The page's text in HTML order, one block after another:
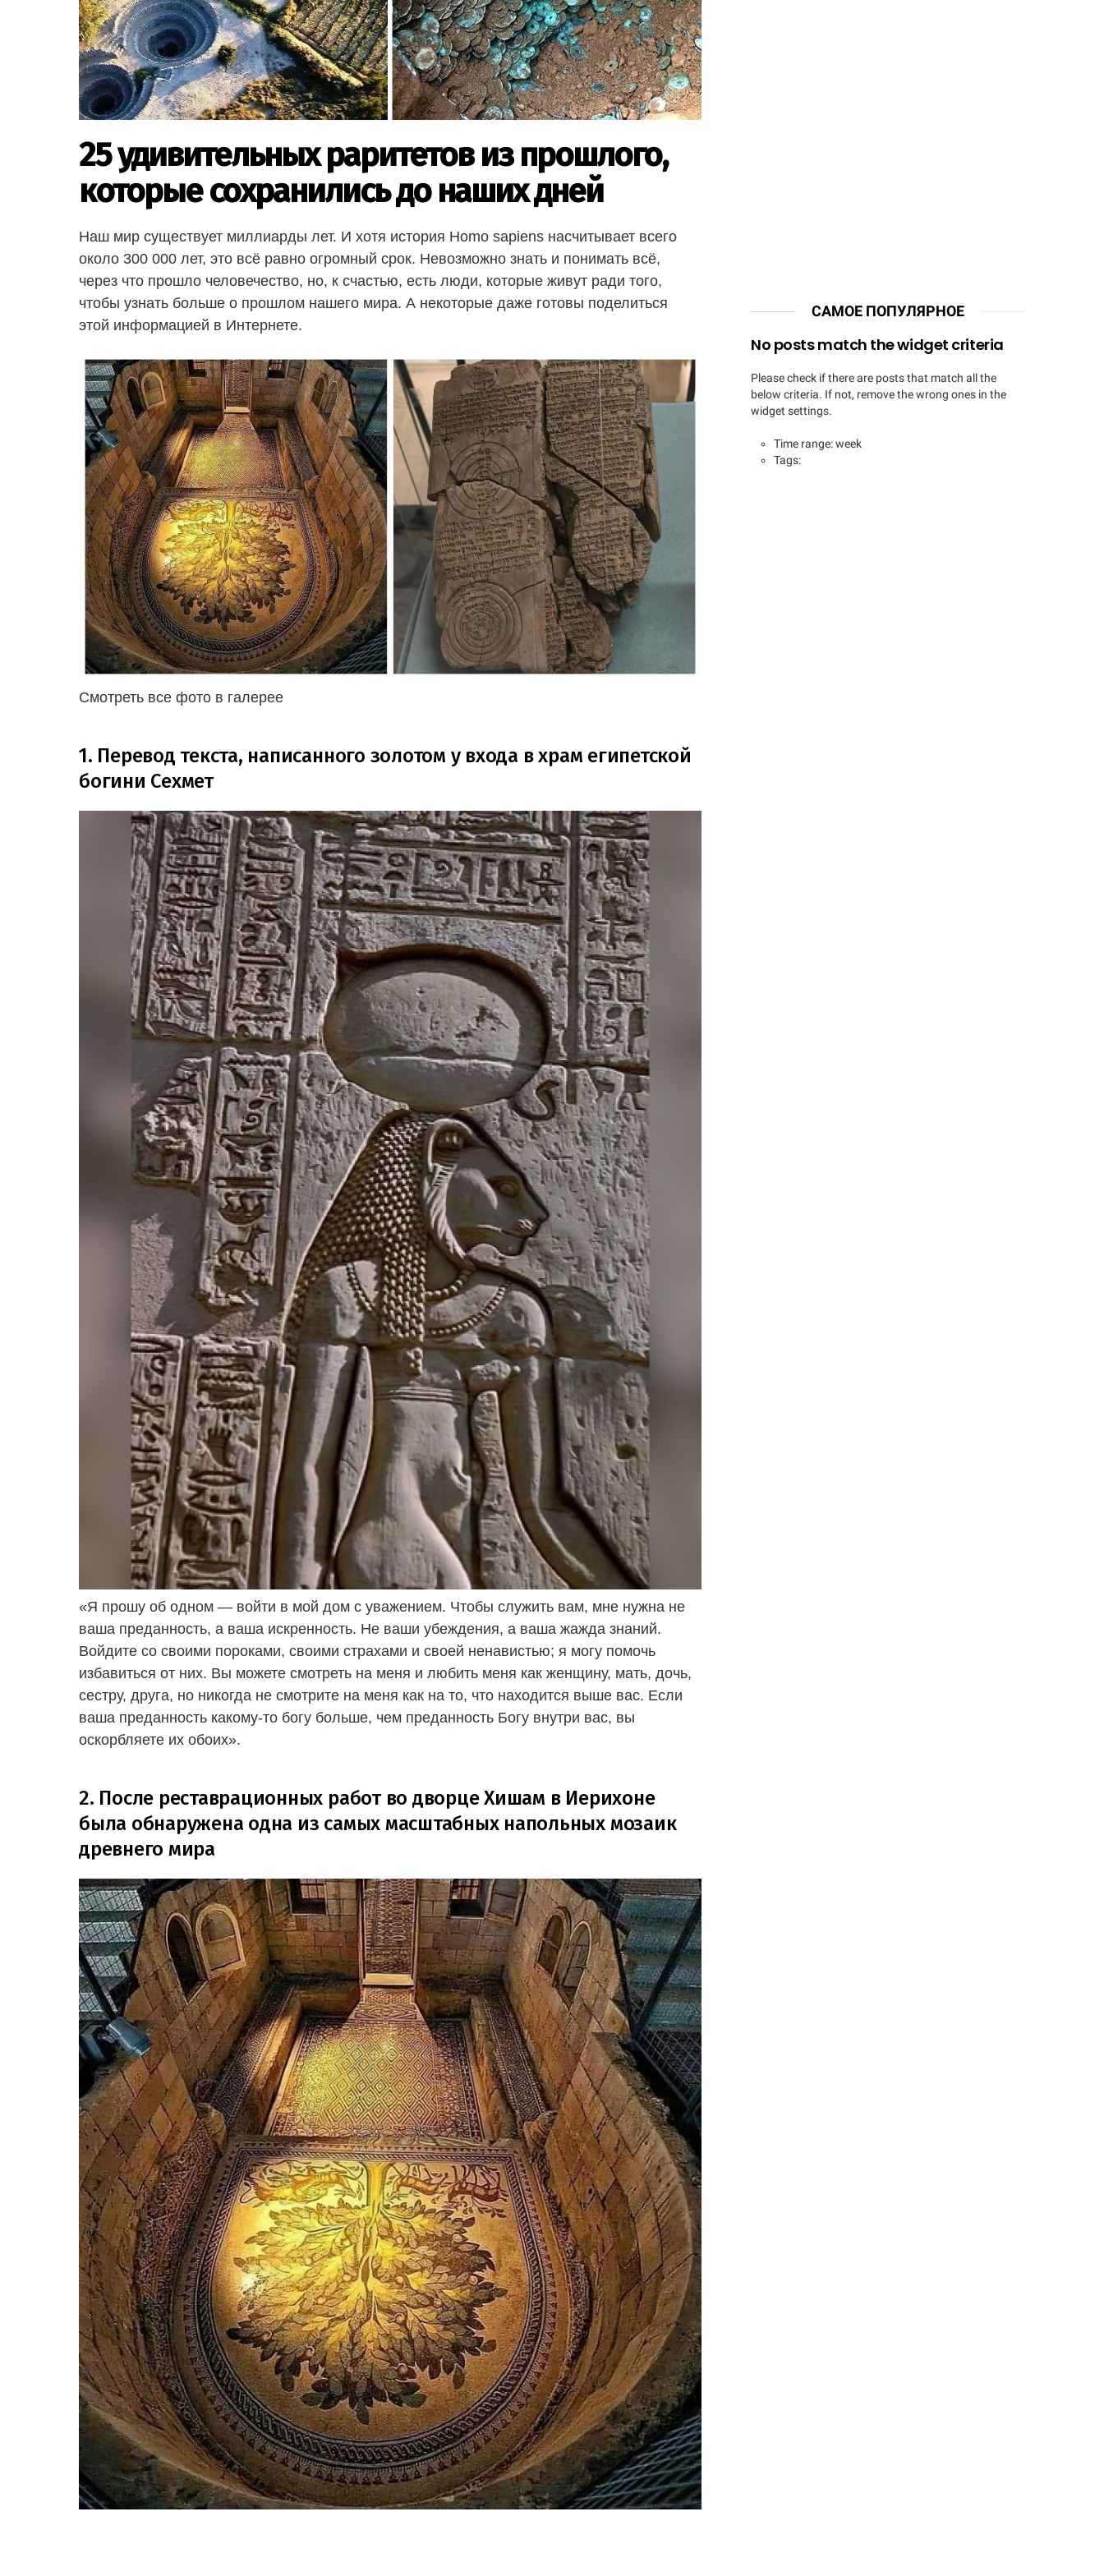
25 удивительных раритетов из прошлого,
которые сохранились до наших дней
Наш мир существует миллиарды лет. И хотя история Homo sapiens насчитывает всего
около 300 000 лет, это всё равно огромный срок. Невозможно знать и понимать всё,
через что прошло человечество, но, к счастью, есть люди, которые живут ради того,
чтобы узнать больше о прошлом нашего мира. А некоторые даже готовы поделиться
этой информацией в Интернете.
Смотреть все фото в галерее
1. Перевод текста, написанного золотом у входа в храм египетской
богини Сехмет
«Я прошу об одном — войти в мой дом с уважением. Чтобы служить вам, мне нужна не
ваша преданность, а ваша искренность. Не ваши убеждения, а ваша жажда знаний.
Войдите со своими пороками, своими страхами и своей ненавистью; я могу помочь
избавиться от них. Вы можете смотреть на меня и любить меня как женщину, мать, дочь,
сестру, друга, но никогда не смотрите на меня как на то, что находится выше вас. Если
ваша преданность какому-то богу больше, чем преданность Богу внутри вас, вы
оскорбляете их обоих».
2. После реставрационных работ во дворце Хишам в Иерихоне
была обнаружена одна из самых масштабных напольных мозаик
древнего мира
САМОЕ ПОПУЛЯРНОЕ
No posts match the widget criteria
Please check if there are posts that match all the
below criteria. If not, remove the wrong ones in the
widget settings.
Time range: week
Tags: